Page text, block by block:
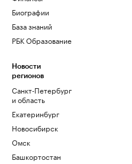
Биографии
База знаний
РБК Образование
Новости
регионов
Санкт-Петербург
и область
Екатеринбург
Новосибирск
Омск
Башкортостан